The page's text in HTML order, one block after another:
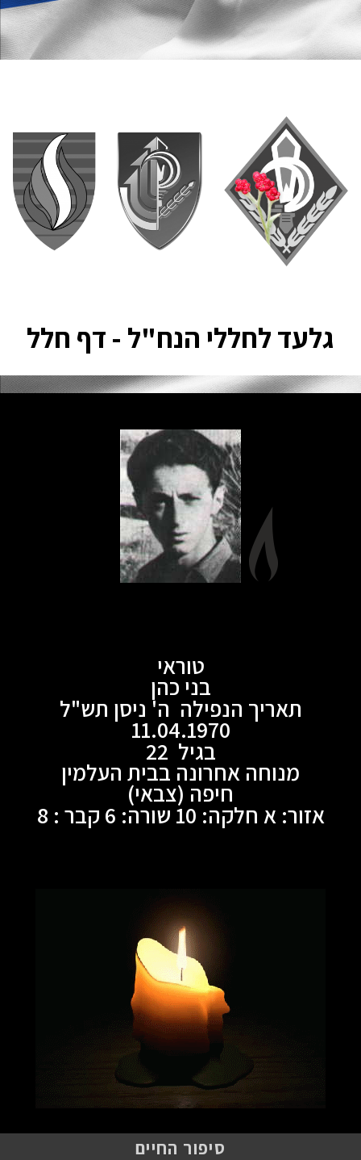
גלעד לחללי הנח"ל - דף חלל
טוראי
בני כהן
תאריך הנפילה ה' ניסן תש"ל
11.04.1970
בגיל 22
מנוחה אחרונה בבית העלמין
חיפה (צבאי)
אזור: א חלקה: 10 שורה: 6 קבר : 8
סיפור החיים